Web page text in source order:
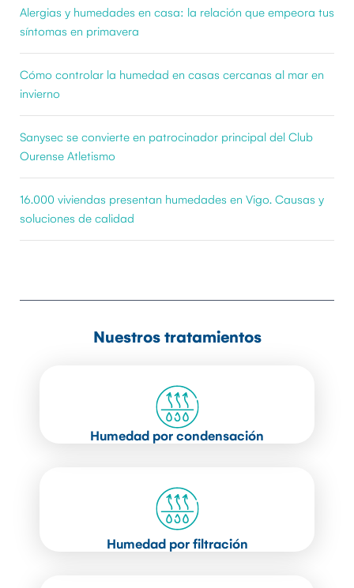
Alergias y humedades en casa: la relación que empeora tus
síntomas en primavera
Cómo controlar la humedad en casas cercanas al mar en
invierno
Sanysec se convierte en patrocinador principal del Club
Ourense Atletismo
16.000 viviendas presentan humedades en Vigo. Causas y
soluciones de calidad
Nuestros tratamientos
Humedad por condensación
Humedad por filtración